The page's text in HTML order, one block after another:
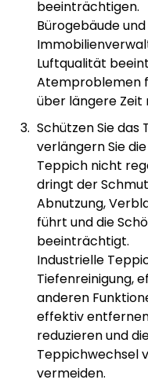
beeinträchtigen.
Bürogebäude und
Luftqualität
Atemproblemen
über längere Zeit
Schützen Sie
verlängern Sie
Teppich nicht
dringt der
Abnutzung,
führt und die
beeinträchtigt.
Industrielle
Tiefenreinigung,
anderen
effektiv
reduzieren und
Teppichwechsel
vermeiden.